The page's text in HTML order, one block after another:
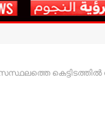
കെട്ടിടത്തിൽ